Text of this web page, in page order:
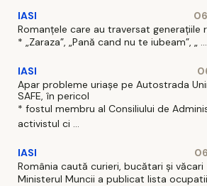
IASI
Romanțele care au traversat generațiile
* „Zaraza”, „Pană cand nu te iubeam”, „ ...
IASI
Apar probleme uriașe pe Autostrada
SAFE, în pericol
* fostul membru al Consiliului de
activistul ci ...
IASI
România caută curieri, bucătari și văcari
Ministerul Muncii a publicat lista